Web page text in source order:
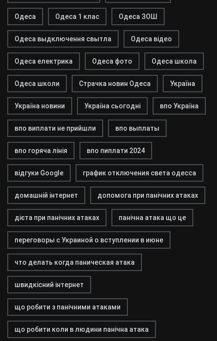
Одеса Одеса 1 клас Одеса ЗОШ
Одеса выдключення свытла Одеса відео
Одеса електрика Одеса фото Одеса школа
Одеса школи Страчка новин Одеса Україна
Україна новини Україна сьогодні впо Україна
впо виплати не прийшли впо выплаты
впо горяча лінія впо пиплати 2024
відгуки Google график отключения света одесса
домашній інтернет допомога при панічних атаках
дієта при панічних атаках панічна атака що це
переговоры с Украиной о вступлении в июне
что делать когда паническая атака
швидкісний інтернет
що робити з панічними атаками
що робити коли в людини панічна атака